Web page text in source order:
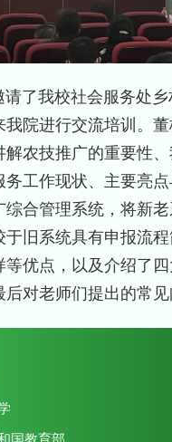
我校社会服务处乡
我院进行交流培训。
解农技推广的重要性
务工作现状、主要亮
综合管理系统，将新
于旧系统具有申报流
等优点，以及介绍了
对老师们提出的常见